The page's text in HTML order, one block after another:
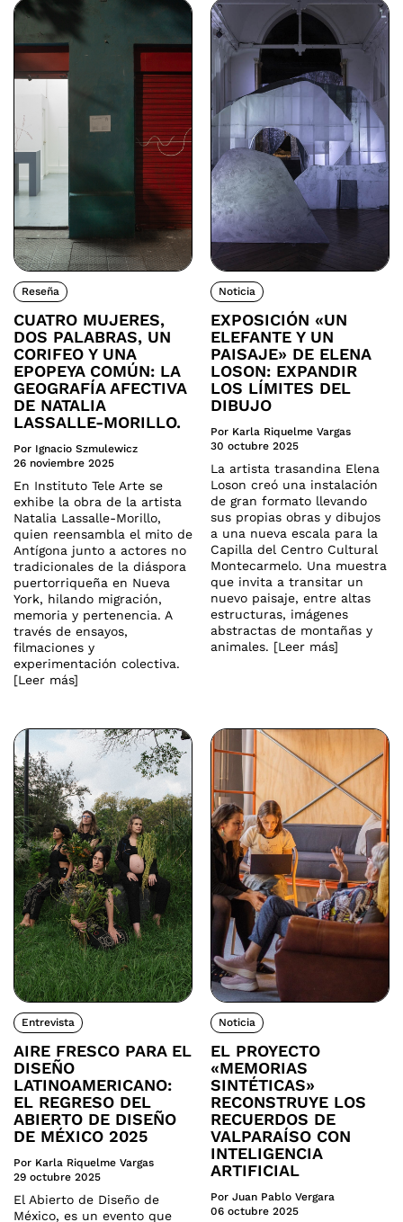
Reseña
CUATRO MUJERES,
DOS PALABRAS, UN
CORIFEO Y UNA
EPOPEYA COMÚN: LA
GEOGRAFÍA AFECTIVA
DE NATALIA
LASSALLE-MORILLO.
Por Ignacio Szmulewicz
26 noviembre 2025
En Instituto Tele Arte se
exhibe la obra de la artista
Natalia Lassalle-Morillo,
quien reensambla el mito de
Antígona junto a actores no
tradicionales de la diáspora
puertorriqueña en Nueva
York, hilando migración,
memoria y pertenencia. A
través de ensayos,
filmaciones y
experimentación colectiva.
[Leer más]
Noticia
EXPOSICIÓN «UN
ELEFANTE Y UN
PAISAJE» DE ELENA
LOSON: EXPANDIR
LOS LÍMITES DEL
DIBUJO
Por Karla Riquelme Vargas
30 octubre 2025
La artista trasandina Elena
Loson creó una instalación
de gran formato llevando
sus propias obras y dibujos
a una nueva escala para la
Capilla del Centro Cultural
Montecarmelo. Una muestra
que invita a transitar un
nuevo paisaje, entre altas
estructuras, imágenes
abstractas de montañas y
animales. [Leer más]
Entrevista
AIRE FRESCO PARA EL
DISEÑO
LATINOAMERICANO:
EL REGRESO DEL
ABIERTO DE DISEÑO
DE MÉXICO 2025
Por Karla Riquelme Vargas
29 octubre 2025
El Abierto de Diseño de
México, es un evento que
Noticia
EL PROYECTO
«MEMORIAS
SINTÉTICAS»
RECONSTRUYE LOS
RECUERDOS DE
VALPARAÍSO CON
INTELIGENCIA
ARTIFICIAL
Por Juan Pablo Vergara
06 octubre 2025